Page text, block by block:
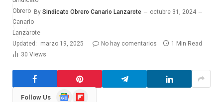
By Sindicato Obrero Canario Lanzarote octubre 31, 2024
Updated: marzo 19, 2025 No hay comentarios
1 Min Read
30 Views
Follow Us
GoogleFlipboard